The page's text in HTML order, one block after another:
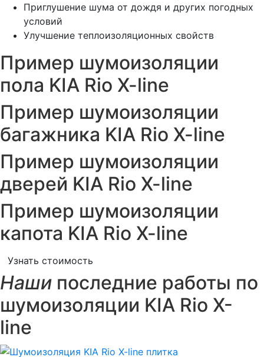
Приглушение шума от дождя и других погодных
условий
Улучшение теплоизоляционных свойств
Пример шумоизоляции
пола KIA Rio X-line
Пример шумоизоляции
багажника KIA Rio X-line
Пример шумоизоляции
дверей KIA Rio X-line
Пример шумоизоляции
капота KIA Rio X-line
Узнать стоимость
Наши последние работы по
шумоизоляции KIA Rio X-
line